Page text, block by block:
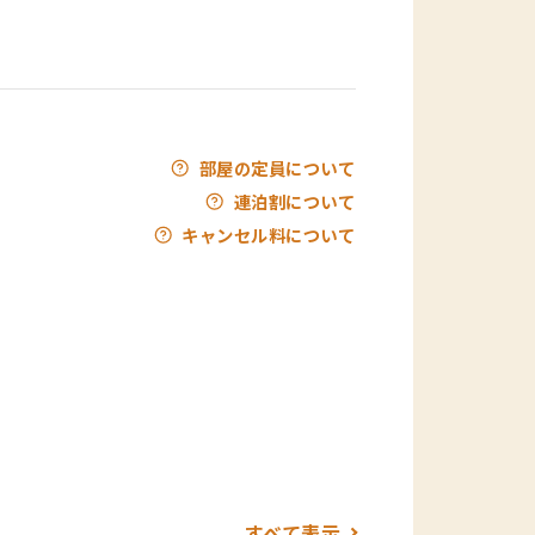
部屋の定員について
連泊割について
キャンセル料について